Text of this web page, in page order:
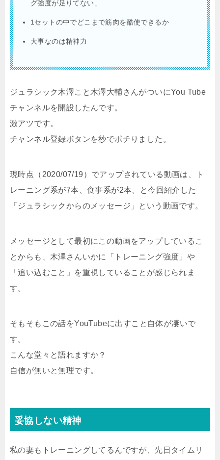
グ強度が足りてない」
1セットの中でどこまで筋肉を酷使できるか
大事なのは精神力
ジュラシック木澤こと木澤大輔さんがついにYou Tube
チャンネルを開設したんです。
激アツです。
チャンネル登録ボタンを秒でポチりました。
現時点（2020/07/19）でアップされている動画は、ト
レーニング系が7本、食事系が2本、と今回紹介した
「ジュラシックからのメッセージ」という動画です。
メッセージとして最初にこの動画をアップしているこ
とからも、木澤さんいかに「トレーニング強度」や
「追い込むこと」を重視していることが感じられま
す。
そもそもこの話をYouTubeに出すこと自体が凄いで
す。
こんな堂々と語れますか？
自信が無いと無理です。
妥協しない精神
私の妻もトレーニングしてるんですが、先日タイムリ